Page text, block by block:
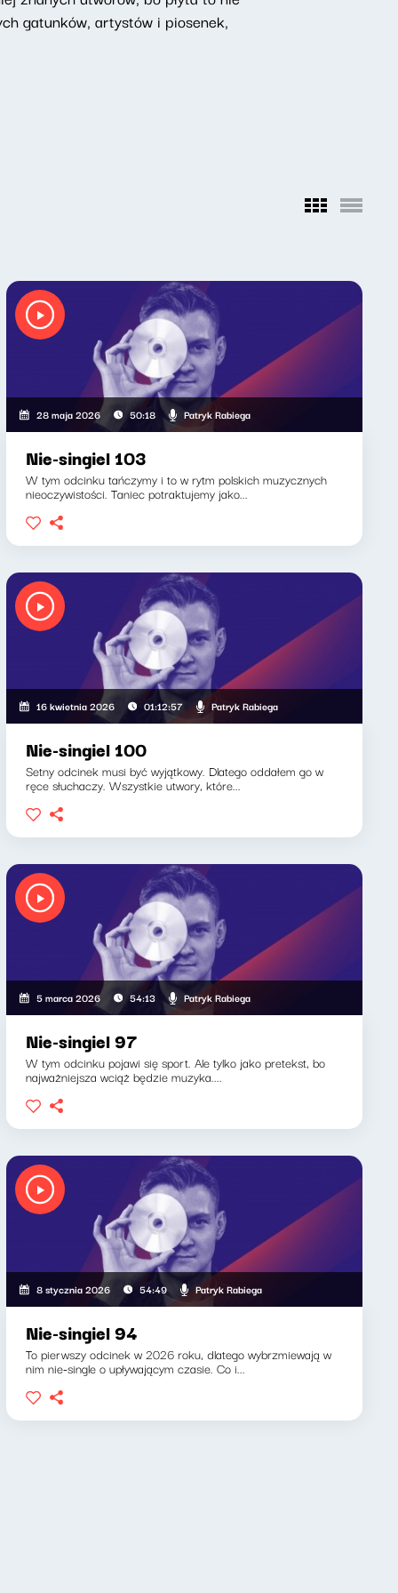
gatunków, artystów i piosenek,
28 maja 2026 50:18 Patryk Rabiega
Nie-singiel 103
W tym odcinku tańczymy i to w rytm polskich muzycznych
nieoczywistości. Taniec potraktujemy jako...
16 kwietnia 2026 01:12:57 Patryk Rabiega
Nie-singiel 100
Setny odcinek musi być wyjątkowy. Dlatego oddałem go w
ręce słuchaczy. Wszystkie utwory, które...
5 marca 2026 54:13 Patryk Rabiega
Nie-singiel 97
W tym odcinku pojawi się sport. Ale tylko jako pretekst, bo
najważniejsza wciąż będzie muzyka....
8 stycznia 2026 54:49 Patryk Rabiega
Nie-singiel 94
To pierwszy odcinek w 2026 roku, dlatego wybrzmiewają w
nim nie-single o upływającym czasie. Co i...